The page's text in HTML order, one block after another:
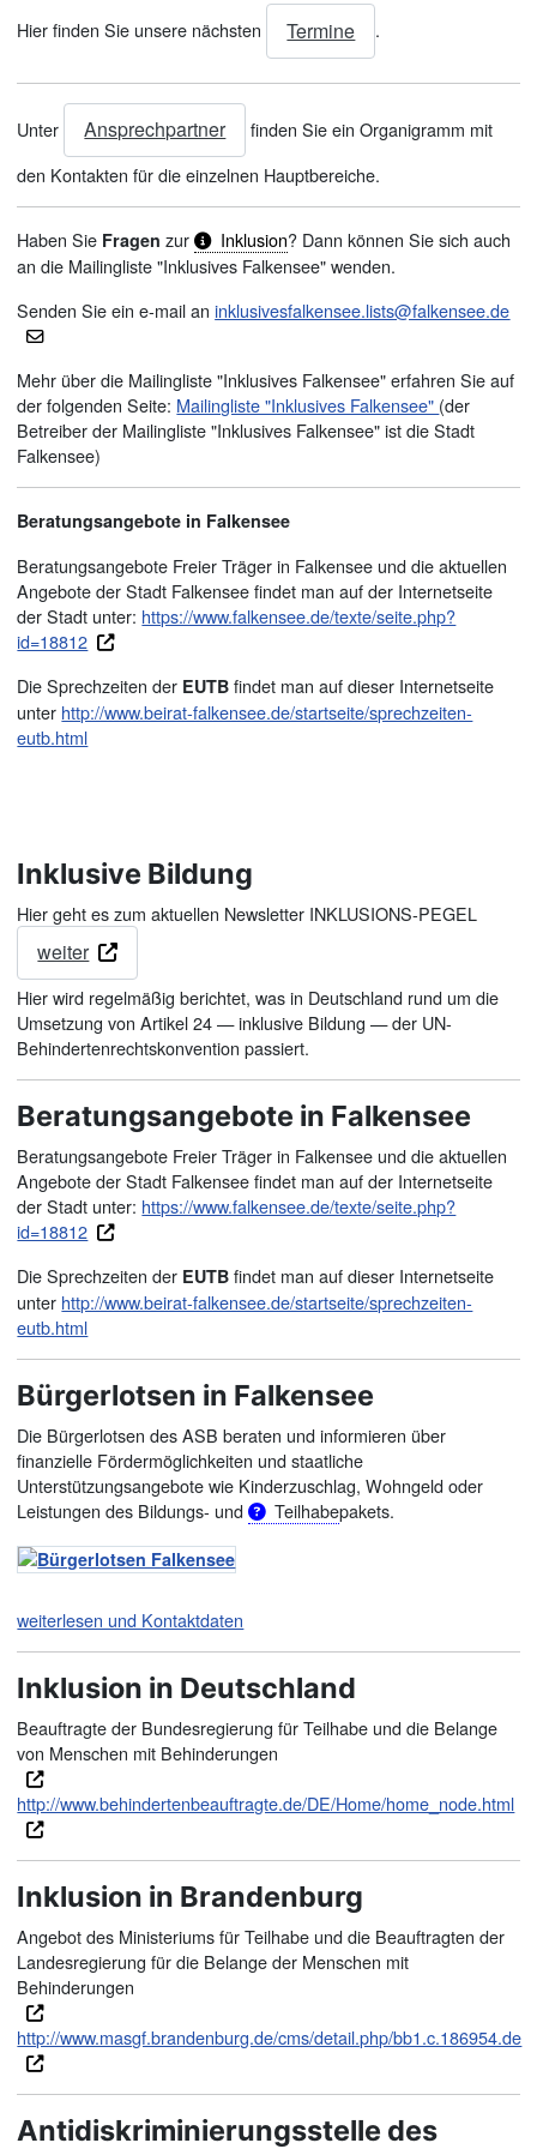
Hier finden Sie unsere nächsten
Termine .
Unter Ansprechpartner
finden Sie ein Organigramm mit
den Kontakten für die einzelnen Hauptbereiche.
Haben Sie Fragen zur Inklusion? Dann können Sie sich auch
an die Mailingliste "Inklusives Falkensee" wenden.
Senden Sie ein e-mail aninklusivesfalkensee.lists@falkensee.de
Mehr über die Mailingliste "Inklusives Falkensee" erfahren Sie auf
der folgenden Seite: Mailingliste "Inklusives Falkensee" (der
Betreiber der Mailingliste "Inklusives Falkensee" ist die Stadt
Falkensee)
Beratungsangebote in Falkensee
Beratungsangebote Freier Träger in Falkensee und die aktuellen
Angebote der Stadt Falkensee findet man auf der Internetseite
der Stadt unter: https://www.falkensee.de/texte/seite.php?
id=18812
Die Sprechzeiten der EUTB findet man auf dieser Internetseite
unter http://www.beirat-falkensee.de/startseite/sprechzeiten-
eutb.html
Inklusive Bildung
Hier geht es zum aktuellen Newsletter INKLUSIONS-PEGEL
weiter
Hier wird regelmäßig berichtet, was in Deutschland rund um die
Umsetzung von Artikel 24 — inklusive Bildung — der UN-
Behindertenrechtskonvention passiert.
Beratungsangebote in Falkensee
Beratungsangebote Freier Träger in Falkensee und die aktuellen
Angebote der Stadt Falkensee findet man auf der Internetseite
der Stadt unter: https://www.falkensee.de/texte/seite.php?
id=18812
Die Sprechzeiten der EUTB findet man auf dieser Internetseite
unter http://www.beirat-falkensee.de/startseite/sprechzeiten-
eutb.html
Bürgerlotsen in Falkensee
Die Bürgerlotsen des ASB beraten und informieren über
finanzielle Fördermöglichkeiten und staatliche
Unterstützungsangebote wie Kinderzuschlag, Wohngeld oder
Leistungen des Bildungs- und
Teilhabepakets.
weiterlesen und Kontaktdaten
Inklusion in Deutschland
Beauftragte der Bundesregierung für Teilhabe und die Belange
von Menschen mit Behinderungen
http://www.behindertenbeauftragte.de/DE/Home/home_node.html
Inklusion in Brandenburg
Angebot des Ministeriums für Teilhabe und die Beauftragten der
Landesregierung für die Belange der Menschen mit
Behinderungen
http://www.masgf.brandenburg.de/cms/detail.php/bb1.c.186954.de
Antidiskriminierungsstelle des